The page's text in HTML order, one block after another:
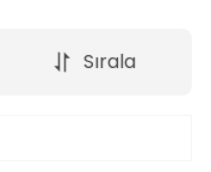
Sırala